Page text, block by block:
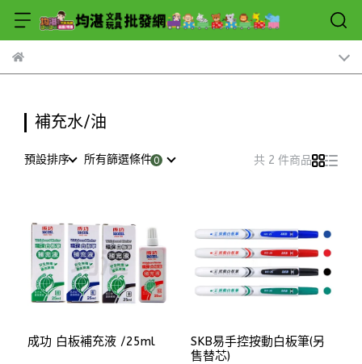
補充水/油
預設排序 所有篩選條件 共 2 件商品
成功 白板補充液 /25ml
SKB易手控按動白板筆(另
售替芯)